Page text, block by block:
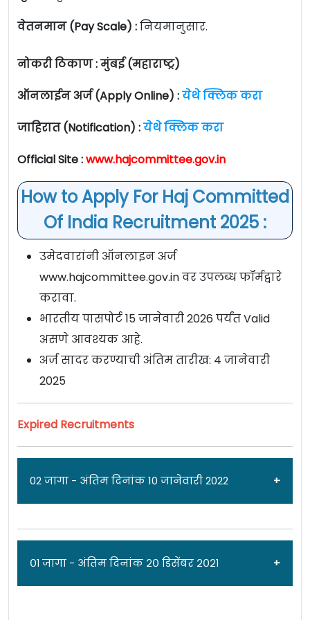
वेतनमान (Pay Scale) :नियमानुसार.
नोकरी ठिकाण : मुंबई (महाराष्ट्र)
ऑनलाईन अर्ज (Apply Online) :येथे क्लिक करा
जाहिरात (Notification) :येथे क्लिक करा
Official Site :www.hajcommittee.gov.in
How to Apply For Haj Committed
Of India Recruitment 2025 :
उमेदवारांनी ऑनलाइन अर्ज
www.hajcommittee.gov.in वर उपलब्ध फॉर्मद्वारे
करावा.
भारतीय पासपोर्ट 15 जानेवारी 2026 पर्यंत Valid
असणे आवश्यक आहे.
अर्ज सादर करण्याची अंतिम तारीख: 4 जानेवारी
2025
Expired Recruitments
02 जागा - अंतिम दिनांक 10 जानेवारी 2022
जाहिरात दिनांक: २७/११/२१
०१ जागा - अंतिम दिनांक २० डिसेंबर २०२१